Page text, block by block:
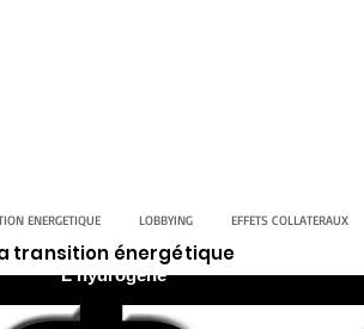
ENERGETIQUE LOBBYING EFFETS COLLATERAUX
transition énergétique
L'hydrogène